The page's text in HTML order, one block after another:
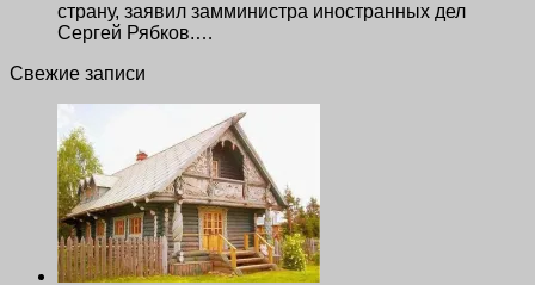
страну, заявил замминистра иностранных дел
Сергей Рябков.…
Свежие записи